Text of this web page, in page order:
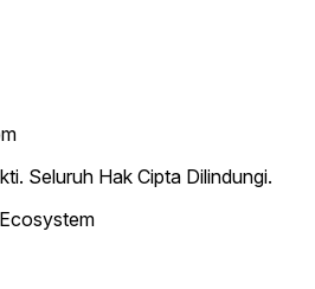
. Seluruh Hak Cipta Dilindungi.